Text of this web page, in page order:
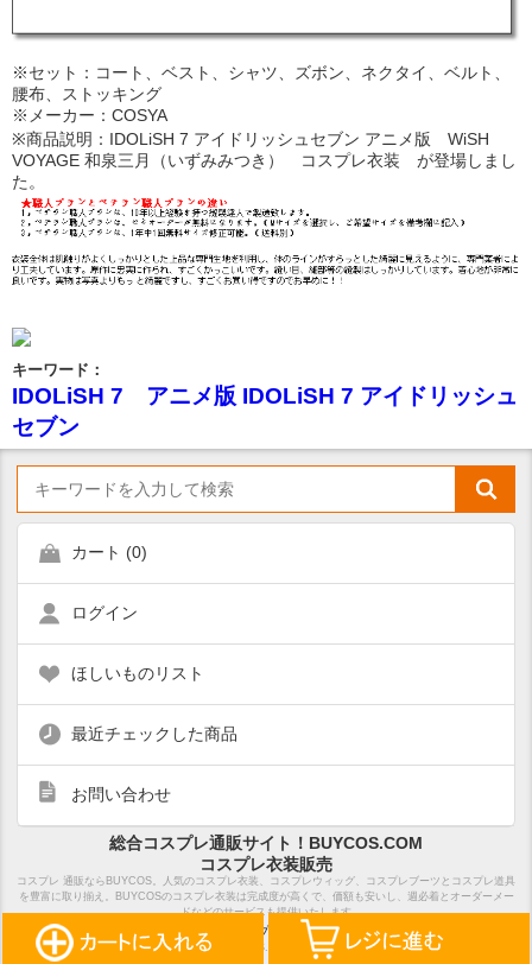
※セット：コート、ベスト、シャツ、ズボン、ネクタイ、ベルト、
腰布、ストッキング
※メーカー：COSYA
※商品説明：IDOLiSH 7 アイドリッシュセブン アニメ版 WiSH
VOYAGE 和泉三月（いずみみつき） コスプレ衣装 が登場しまし
た。
キーワード：
IDOLiSH 7 アニメ版 IDOLiSH 7 アイドリッシュ
セブン
カート (0)
ログイン
ほしいものリスト
最近チェックした商品
お問い合わせ
総合コスプレ通販サイト！BUYCOS.COM
コスプレ衣装販売
コスプレ 通販ならBUYCOS。人気のコスプレ衣装、コスプレウィッグ、コスプレブーツとコスプレ道具
を豊富に取り揃え。BUYCOSのコスプレ衣装は完成度が高くで、価額も安いし、週必着とオーダーメー
ドなどのサービスも提供いたします
ホーム サイトマップ 特定商取引法表示
Copyright Notice ©2018 BUYCOS.COM limited, All Rights Reserved